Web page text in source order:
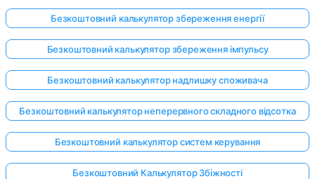
Безкоштовний калькулятор збереження енергії
Безкоштовний калькулятор збереження імпульсу
Безкоштовний калькулятор надлишку споживача
Безкоштовний калькулятор неперервного складного відсотка
Безкоштовний калькулятор систем керування
Безкоштовний Калькулятор Збіжності